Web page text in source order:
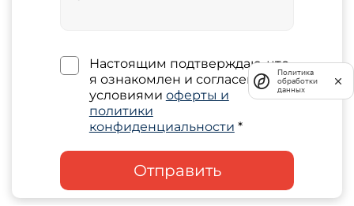
Настоящим подтверждаю, что
я ознакомлен и согласен с
условиями оферты и
политики
конфиденциальности *
Отправить
Политика
обработки
данных